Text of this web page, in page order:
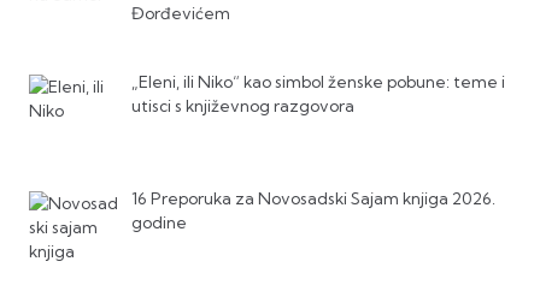
Đorđevićem
„Eleni, ili Niko“ kao simbol ženske pobune: teme i
utisci s književnog razgovora
16 Preporuka za Novosadski Sajam knjiga 2026.
godine